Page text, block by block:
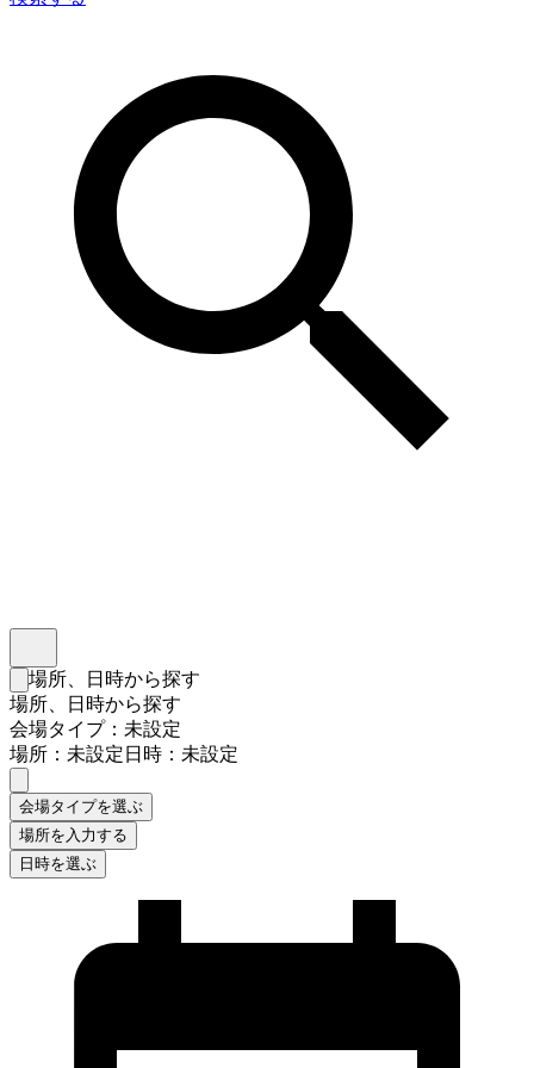
検索フォームを閉じる
場所、日時から探す
場所、日時から探す
会場タイプ：未設定
場所：未設定日時：未設定
会場タイプを選ぶ
場所を入力する
日時を選ぶ